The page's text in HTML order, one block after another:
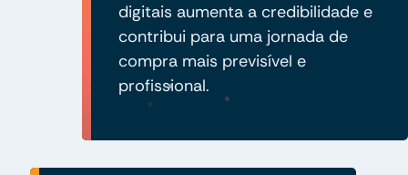
digitais aumenta a credibilidade e
contribui para uma jornada de
compra mais previsível e
profissional.